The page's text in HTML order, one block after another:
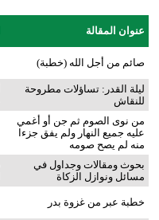
عنوان المقالة
صائم من أجل الله (خطبة)
ليلة القدر: تساؤلات مطروحة
للنقاش
من نوى الصوم ثم جن أو أغمي
عليه جميع النهار ولم يفق جزءا
منه لم يصح صومه
بحوث ومقالات وجداول في
مسائل ونوازل الزكاة
خطبة عبر من غزوة بدر